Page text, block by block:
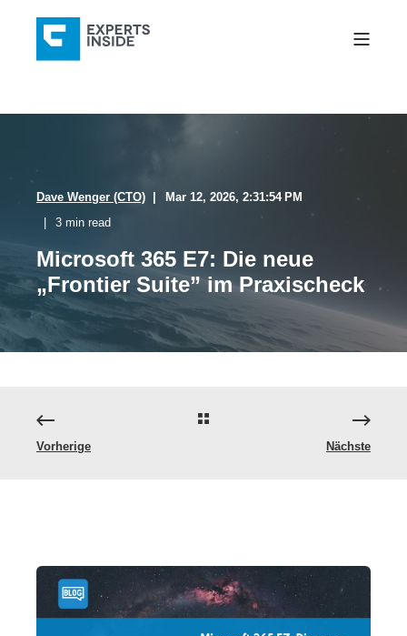
Dave Wenger (CTO)
Mar 12, 2026, 2:31:54 PM
3 min read
Microsoft 365 E7: Die neue
„Frontier Suite” im Praxischeck
Vorherige Nächste